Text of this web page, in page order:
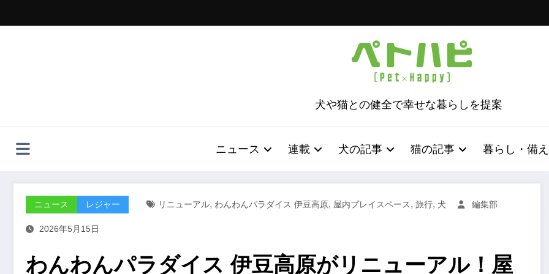
ッ
犬や猫との健全で幸せな暮らしを提案
ニュース 連載 犬の記事 猫の記事 暮らし・備え
ニュース レジャー リニューアル, わんわんパラダイス 伊豆高原, 屋内プレイスペース, 旅行, 犬 編集部
2026年5月15日
わんわんパラダイス 伊豆高原がリニューアル！屋